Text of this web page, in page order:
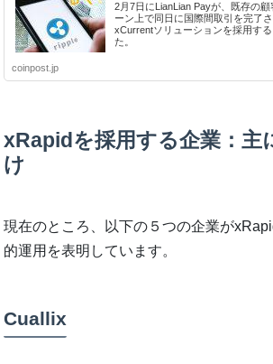
2月7日にLianLian Payが、既存の
ーン上で同日に国際間取引を完了
xCurrentソリューションを採用す
た。
coinpost.jp
xRapidを採用する企業：主
け
現在のところ、以下の５つの企業が
的運用を表明しています。
Cuallix